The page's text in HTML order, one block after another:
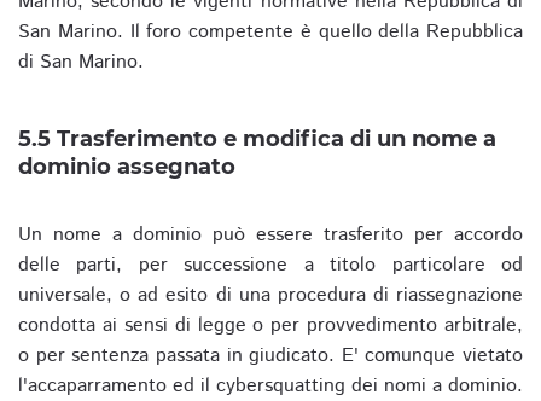
San Marino. Il foro competente è quello della Repubblica
di San Marino.
5.5 Trasferimento e modifica di un nome a
dominio assegnato
Un nome a dominio può essere trasferito per accordo
delle parti, per successione a titolo particolare od
universale, o ad esito di una procedura di riassegnazione
condotta ai sensi di legge o per provvedimento arbitrale,
o per sentenza passata in giudicato. E' comunque vietato
l'accaparramento ed il cybersquatting dei nomi a dominio.